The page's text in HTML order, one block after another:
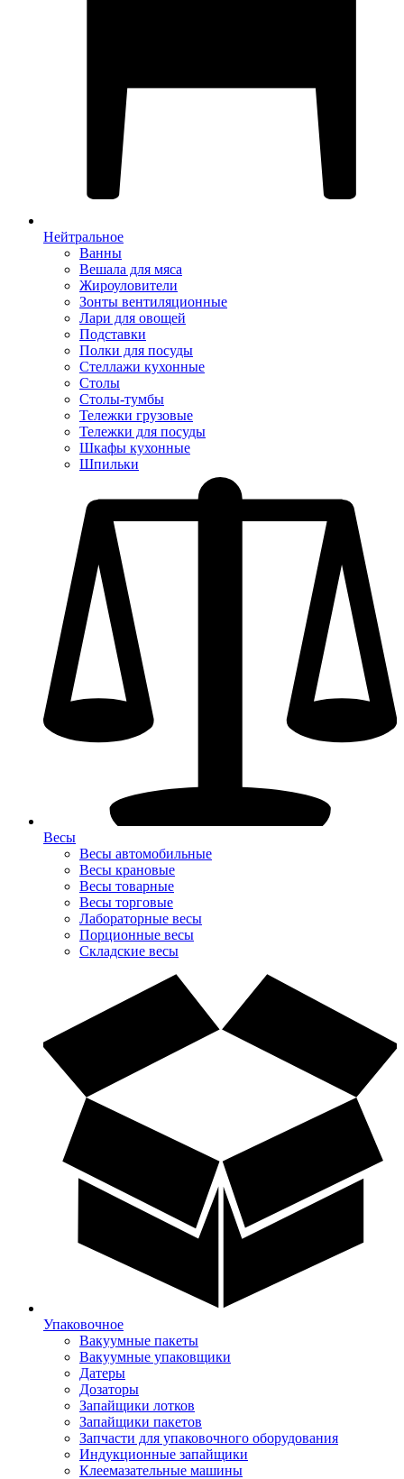
Нейтральное
Ванны
Вешала для мяса
Жироуловители
Зонты вентиляционные
Лари для овощей
Подставки
Полки для посуды
Стеллажи кухонные
Столы
Столы-тумбы
Тележки грузовые
Тележки для посуды
Шкафы кухонные
Шпильки
Весы
Весы автомобильные
Весы крановые
Весы товарные
Весы торговые
Лабораторные весы
Порционные весы
Складские весы
Упаковочное
Вакуумные пакеты
Вакуумные упаковщики
Датеры
Дозаторы
Запайщики лотков
Запайщики пакетов
Запчасти для упаковочного оборудования
Индукционные запайщики
Клеемазательные машины